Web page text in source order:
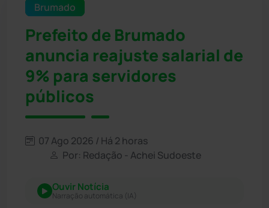
Brumado
Prefeito de Brumado
anuncia reajuste salarial de
9% para servidores
públicos
07 Ago 2026 / Há 2 horas
Por: Redação - Achei Sudoeste
Ouvir Notícia
Narração automática (IA)